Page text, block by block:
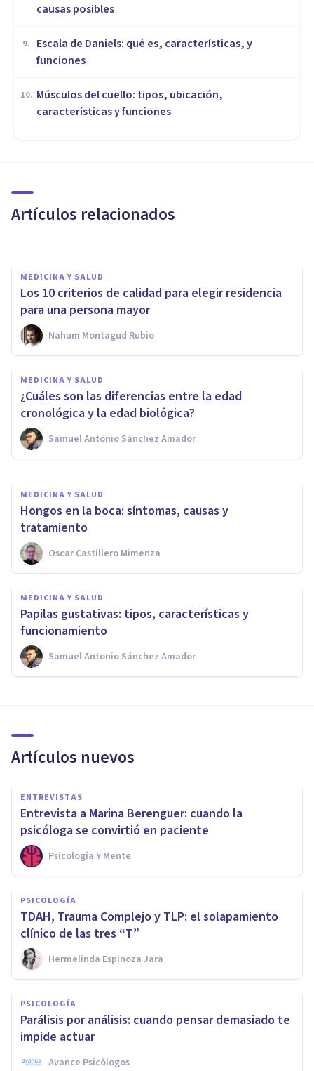
causas posibles
9.
Escala de Daniels: qué es, características, y
funciones
10. Músculos del cuello: tipos, ubicación,
características y funciones
Artículos relacionados
síntomas, causas y tratamiento
MEDICINA Y SALUD
Los 10 criterios de calidad para elegir residencia
para una persona mayor
Nahum Montagud Rubio
MEDICINA Y SALUD
¿Cuáles son las diferencias entre la edad
cronológica y la edad biológica?
Samuel Antonio Sánchez Amador
MEDICINA Y SALUD
Telómeros: qué son,
características y cómo se
vinculan a la edad
Samuel Antonio Sánchez Amador
MEDICINA Y SALUD
Hongos en la boca: síntomas, causas y
tratamiento
Oscar Castillero Mimenza
MEDICINA Y SALUD
Papilas gustativas: tipos, características y
funcionamiento
Samuel Antonio Sánchez Amador
Artículos nuevos
ENTREVISTAS
Entrevista a Marina Berenguer: cuando la
psicóloga se convirtió en paciente
Psicología Y Mente
PSICOLOGÍA
TDAH, Trauma Complejo y TLP: el solapamiento
clínico de las tres “T”
Hermelinda Espinoza Jara
PSICOLOGÍA
Parálisis por análisis: cuando pensar demasiado te
impide actuar
Avance Psicólogos